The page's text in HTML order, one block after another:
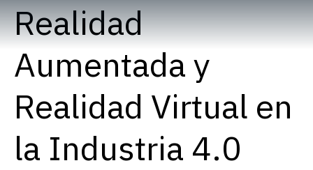
Realidad
Aumentada y
Realidad Virtual en
la Industria 4.0